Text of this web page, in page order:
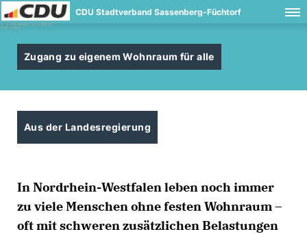
CDU Stadtverband Sassenberg-Füchtorf
Zugang zu eigenem Wohnraum für alle
Aus der Landesregierung
In Nordrhein-Westfalen leben noch immer
zu viele Menschen ohne festen Wohnraum –
oft mit schweren zusätzlichen Belastungen